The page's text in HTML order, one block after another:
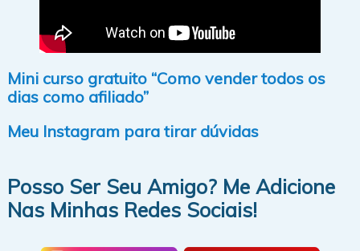
Mini curso gratuito “Como vender todos os
dias como afiliado”
Meu Instagram para tirar dúvidas
Posso Ser Seu Amigo? Me Adicione
Nas Minhas Redes Sociais!